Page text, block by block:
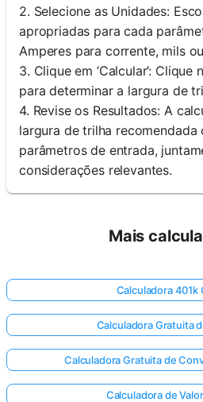
2. Selecione as Unidades:
apropriadas para cada
Amperes para corrente, mils
3. Clique em ‘Calcular’:
para determinar a largura de
4. Revise os Resultados: A
largura de trilha recomendada
parâmetros de entrada,
considerações relevantes.
Mais
Calculadora 401k
Calculadora Gratuita
Calculadora Gratuita de
Calculadora de